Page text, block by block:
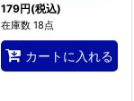
179円(税込)
在庫数 18点
カートに入れる